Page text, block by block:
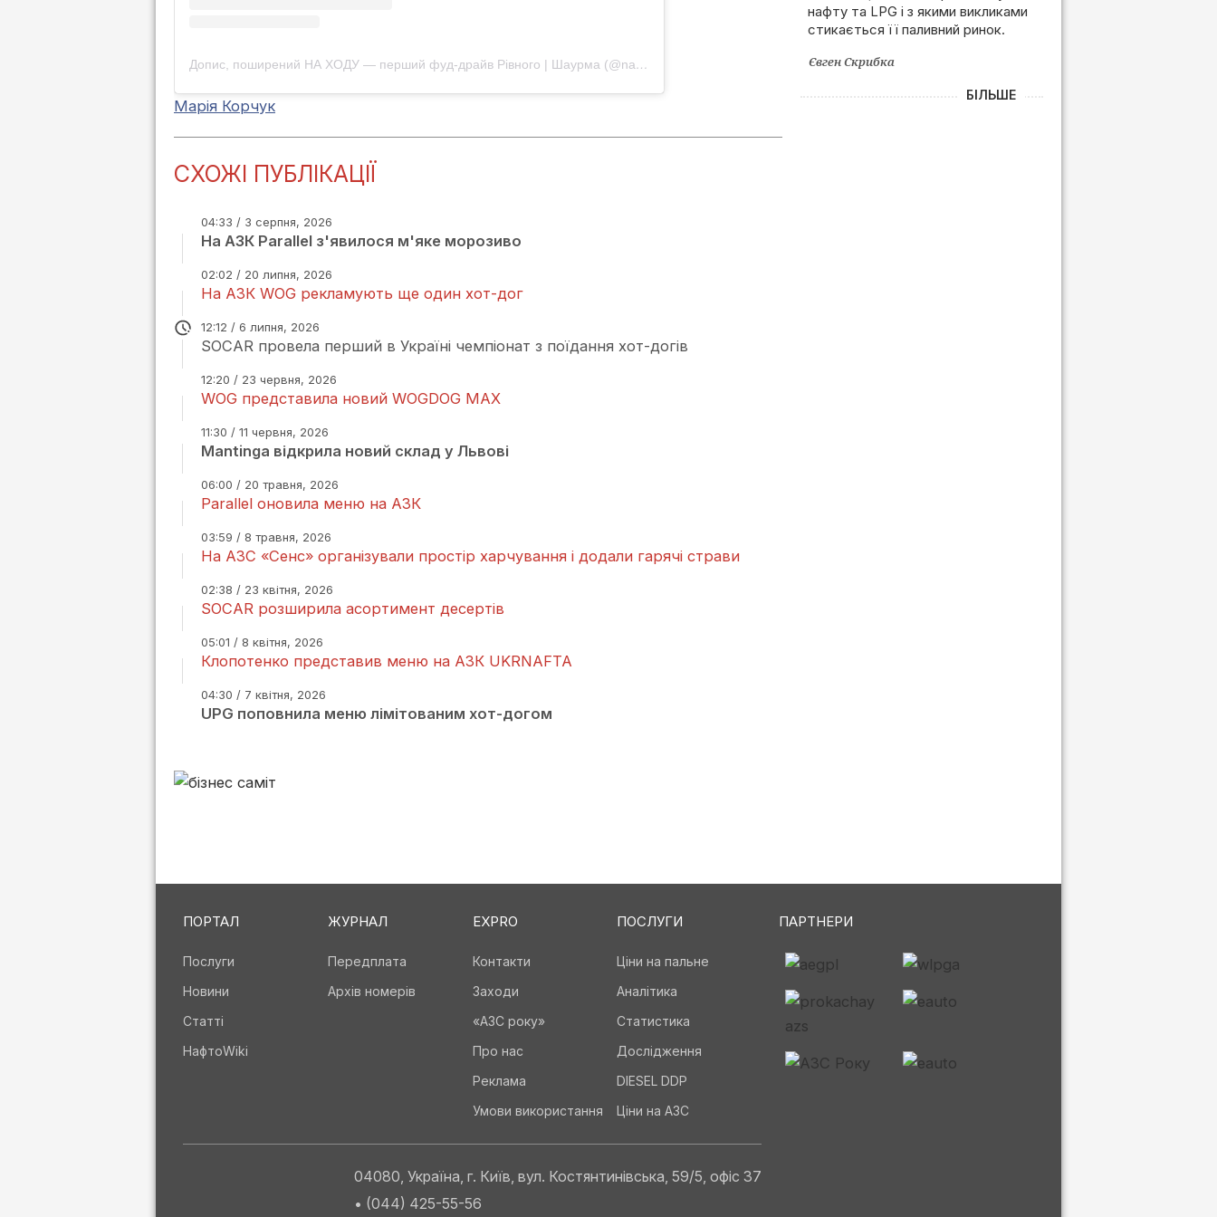
Допис, поширений НА ХОДУ — перший фуд-драйв Рівного | Шаурма (@nahodu.food.drive.rv)
Марія Корчук
СХОЖІ ПУБЛІКАЦІЇ
04:33 / 3 серпня, 2026
На АЗК Parallel з'явилося м'яке морозиво
02:02 / 20 липня, 2026
На АЗК WOG рекламують ще один хот-дог
12:12 / 6 липня, 2026
SOCAR провела перший в Україні чемпіонат з поїдання хот-догів
12:20 / 23 червня, 2026
WOG представила новий WOGDOG MAX
11:30 / 11 червня, 2026
Mantinga відкрила новий склад у Львові
06:00 / 20 травня, 2026
Parallel оновила меню на АЗК
03:59 / 8 травня, 2026
На АЗС «Сенс» організували простір харчування і додали гарячі страви
02:38 / 23 квітня, 2026
SOCAR розширила асортимент десертів
05:01 / 8 квітня, 2026
Клопотенко представив меню на АЗК UKRNAFTA
04:30 / 7 квітня, 2026
UPG поповнила меню лімітованим хот-догом
залежності від РФ
нафту та LPG і з якими викликами
стикається її паливний ринок.
Євген Скрибка
БІЛЬШЕ
ПОРТАЛ
Послуги
Новини
Статті
НафтоWiki
ЖУРНАЛ
Передплата
Архів номерів
EXPRO
Контакти
Заходи
«АЗС року»
Про нас
Реклама
Умови використання
ПОСЛУГИ
Ціни на пальне
Аналітика
Статистика
Дослідження
DIESEL DDP
Ціни на АЗС
04080, Україна, г. Київ, вул. Костянтинівська, 59/5, офіс 37
• (044) 425-55-56
ПАРТНЕРИ